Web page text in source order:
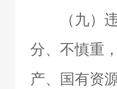
（九）违
分、不慎重
产、国有资